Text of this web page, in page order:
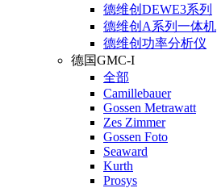
德维创DEWE3系列
德维创A系列一体机
德维创功率分析仪
德国GMC-I
全部
Camillebauer
Gossen Metrawatt
Zes Zimmer
Gossen Foto
Seaward
Kurth
Prosys